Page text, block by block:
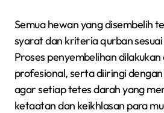
Semua hewan yang disembelih
syarat dan kriteria qurban
Proses penyembelihan
profesional, serta diiringi
agar setiap tetes darah yang
ketaatan dan keikhlasan para